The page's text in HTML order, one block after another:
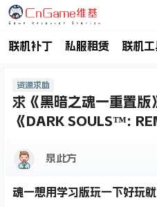
联机补丁 私服租赁 联机工
资源求助
求《黑暗之魂一重置版
《DARK SOULS™:
泉此方
魂一想用学习版玩一下好玩